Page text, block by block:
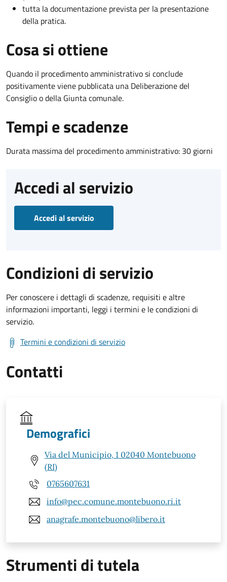
tutta la documentazione prevista per la presentazione
della pratica.
Cosa si ottiene
Quando il procedimento amministrativo si conclude
positivamente viene pubblicata una Deliberazione del
Consiglio o della Giunta comunale.
Tempi e scadenze
Durata massima del procedimento amministrativo: 30 giorni
Accedi al servizio
Accedi al servizio
Condizioni di servizio
Per conoscere i dettagli di scadenze, requisiti e altre
informazioni importanti, leggi i termini e le condizioni di
servizio.
Termini e condizioni di servizio
Contatti
Demografici
Via del Municipio, 1 02040 Montebuono
(RI)
0765607631
info@pec.comune.montebuono.ri.it
anagrafe.montebuono@libero.it
Strumenti di tutela